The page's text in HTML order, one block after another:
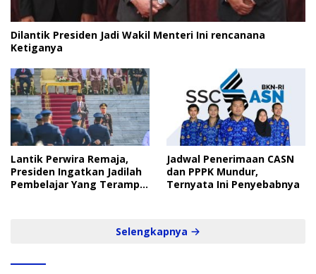
Dilantik Presiden Jadi Wakil Menteri Ini rencanana
Ketiganya
Lantik Perwira Remaja,
Presiden Ingatkan Jadilah
Pembelajar Yang Terampil
Jadwal Penerimaan CASN
dan PPPK Mundur,
Ternyata Ini Penyebabnya
Selengkapnya